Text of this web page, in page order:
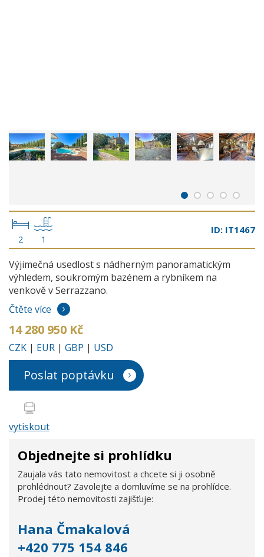
2 1
ID: IT1467
Výjimečná usedlost s nádherným panoramatickým
výhledem, soukromým bazénem a rybníkem na
venkově v Serrazzano.
Čtěte více
14 280 950 Kč
CZK | EUR | GBP | USD
Poslat poptávku
vytiskout
Objednejte si prohlídku
Zaujala vás tato nemovitost a chcete si ji osobně
prohlédnout? Zavolejte a domluvíme se na prohlídce.
Prodej této nemovitosti zajišťuje:
Hana Čmakalová
+420 775 154 846